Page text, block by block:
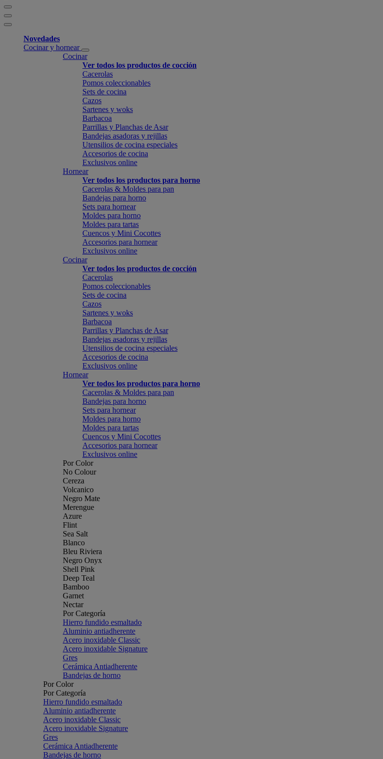
Novedades
Cocinar y hornear
Cocinar
Ver todos los productos de cocción
Cacerolas
Pomos coleccionables
Sets de cocina
Cazos
Sartenes y woks
Barbacoa
Parrillas y Planchas de Asar
Bandejas asadoras y rejillas
Utensilios de cocina especiales
Accesorios de cocina
Exclusivos online
Hornear
Ver todos los productos para horno
Cacerolas & Moldes para pan
Bandejas para horno
Sets para hornear
Moldes para horno
Moldes para tartas
Cuencos y Mini Cocottes
Accesorios para hornear
Exclusivos online
Cocinar
Ver todos los productos de cocción
Cacerolas
Pomos coleccionables
Sets de cocina
Cazos
Sartenes y woks
Barbacoa
Parrillas y Planchas de Asar
Bandejas asadoras y rejillas
Utensilios de cocina especiales
Accesorios de cocina
Exclusivos online
Hornear
Ver todos los productos para horno
Cacerolas & Moldes para pan
Bandejas para horno
Sets para hornear
Moldes para horno
Moldes para tartas
Cuencos y Mini Cocottes
Accesorios para hornear
Exclusivos online
Por Color
No Colour
Cereza
Volcanico
Negro Mate
Merengue
Azure
Flint
Sea Salt
Blanco
Bleu Riviera
Negro Onyx
Shell Pink
Deep Teal
Bamboo
Garnet
Nectar
Por Categoría
Hierro fundido esmaltado
Aluminio antiadherente
Acero inoxidable Classic
Acero inoxidable Signature
Gres
Cerámica Antiadherente
Bandejas de horno
Por Color
Por Categoría
Hierro fundido esmaltado
Aluminio antiadherente
Acero inoxidable Classic
Acero inoxidable Signature
Gres
Cerámica Antiadherente
Bandejas de horno